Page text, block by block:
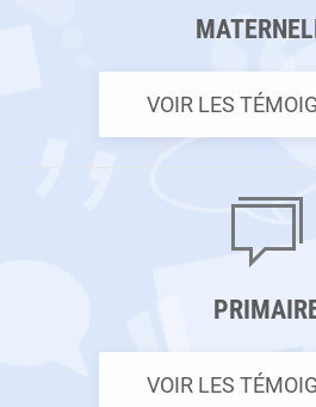
VOIR LES
VOIR LES